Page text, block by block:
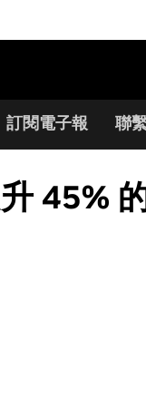
訂閱電子報 聯
45%